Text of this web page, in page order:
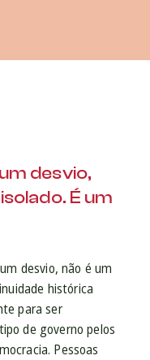
desvio,
É um
desvio, não é um
histórica
para ser
de governo pelos
Pessoas